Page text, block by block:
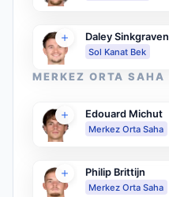
Daley Sinkgraven
Sol Kanat Bek
MERKEZ ORTA SAHA
Edouard Michut
Merkez Orta Saha
Philip Brittijn
Merkez Orta Saha